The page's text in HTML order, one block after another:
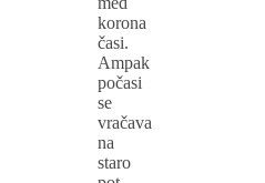
korona
časi.
Ampak
počasi
se
vračava
na
staro